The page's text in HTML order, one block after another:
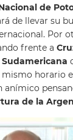
de
de llevar su
Por
frente a
Sudamericana
mismo horario
de la